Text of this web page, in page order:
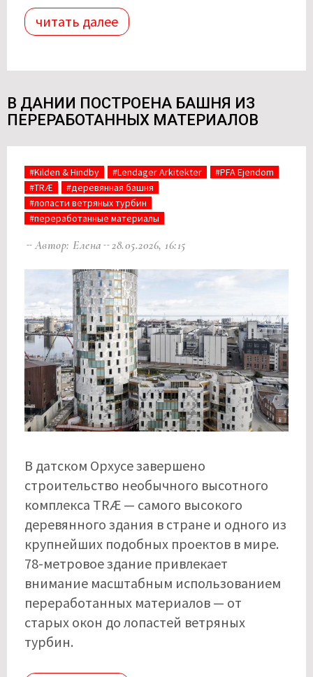
читать далее
В ДАНИИ ПОСТРОЕНА БАШНЯ ИЗ
ПЕРЕРАБОТАННЫХ МАТЕРИАЛОВ
#Kilden & Hindby #Lendager Arkitekter
#PFA Ejendom
#TRÆ
#деревянная башня
#лопасти ветряных турбин
#переработанные материалы
Автор: Елена 28.05.2026, 16:15
В датском Орхусе завершено
строительство необычного высотного
комплекса TRÆ — самого высокого
деревянного здания в стране и одного из
крупнейших подобных проектов в мире.
78-метровое здание привлекает
внимание масштабным использованием
переработанных материалов — от
старых окон до лопастей ветряных
турбин.